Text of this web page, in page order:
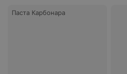
Паста Карбонара